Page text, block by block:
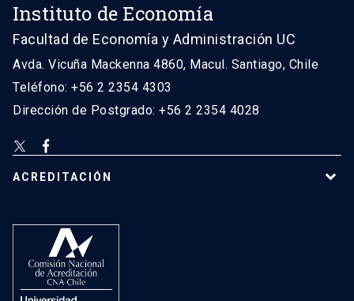
Instituto de Economía
Facultad de Economía y Administración UC
Avda. Vicuña Mackenna 4860, Macul. Santiago, Chile
Teléfono: +56 2 2354 4303
Dirección de Postgrado: +56 2 2354 4028
ACREDITACIÓN